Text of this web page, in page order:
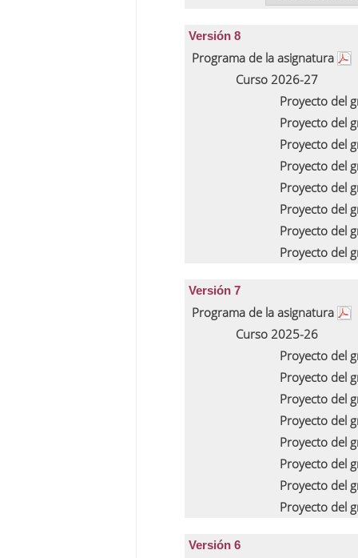
Versión 8
Programa de la asignatura
Curso 2026-27
Proyecto del
Proyecto del
Proyecto del
Proyecto del
Proyecto del
Proyecto del
Proyecto del
Proyecto del
Versión 7
Programa de la asignatura
Curso 2025-26
Proyecto del
Proyecto del
Proyecto del
Proyecto del
Proyecto del
Proyecto del
Proyecto del
Proyecto del
Versión 6